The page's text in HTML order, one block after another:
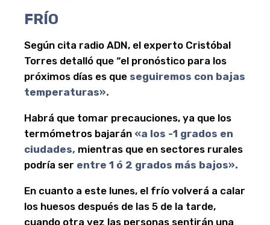
FRÍO
Según cita radio ADN, el experto Cristóbal
Torres detalló que “el pronóstico para los
próximos días es que seguiremos con bajas
temperaturas».
Habrá que tomar precauciones, ya que los
termómetros bajarán «a los -1 grados en
ciudades, mientras que en sectores rurales
podría ser entre 1 ó 2 grados más bajos».
En cuanto a este lunes, el frío volverá a calar
los huesos después de las 5 de la tarde,
cuando otra vez las personas sentirán una